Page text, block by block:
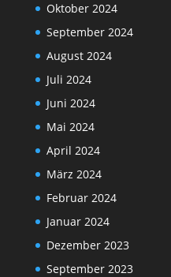
Oktober 2024
September 2024
August 2024
Juli 2024
Juni 2024
Mai 2024
April 2024
März 2024
Februar 2024
Januar 2024
Dezember 2023
September 2023